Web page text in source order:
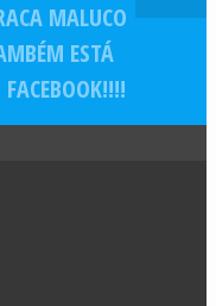
MALUCO
ESTÁ